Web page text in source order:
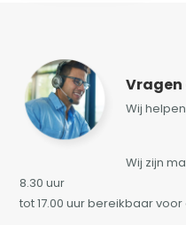
Vragen
Wij
Wij zijn
8.30 uur
tot 17.00 uur bereikbaar